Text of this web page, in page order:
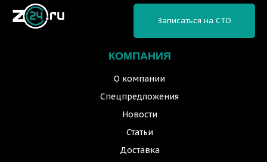
КОМПАНИЯ
О компании
Спецпредложения
Новости
Статьи
Доставка
Записаться на СТО